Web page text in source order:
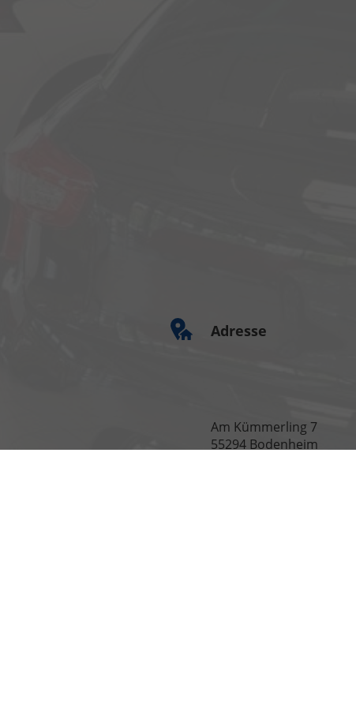
Adresse
Am Kümmerling 7
55294 Bodenheim